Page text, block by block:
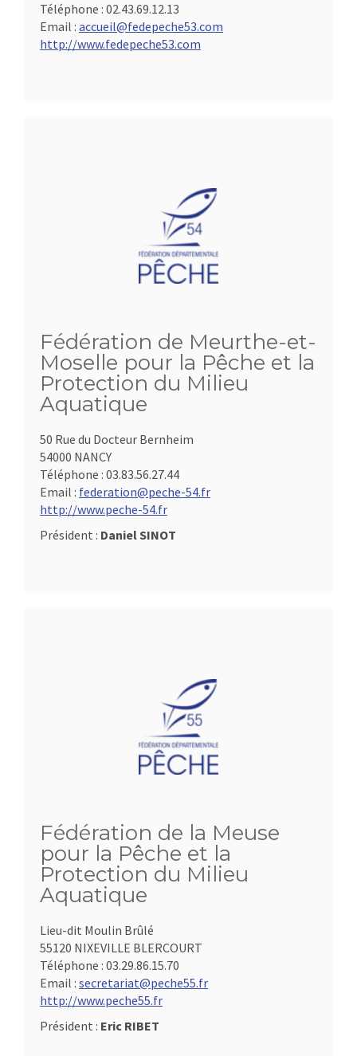
Téléphone : 02.43.69.12.13
Email : accueil@fedepeche53.com
http://www.fedepeche53.com
Fédération de Meurthe-et-
Moselle pour la Pêche et la
Protection du Milieu
Aquatique
50 Rue du Docteur Bernheim
54000 NANCY
Téléphone : 03.83.56.27.44
Email : federation@peche-54.fr
http://www.peche-54.fr
Président : Daniel SINOT
Fédération de la Meuse
pour la Pêche et la
Protection du Milieu
Aquatique
Lieu-dit Moulin Brûlé
55120 NIXEVILLE BLERCOURT
Téléphone : 03.29.86.15.70
Email : secretariat@peche55.fr
http://www.peche55.fr
Président : Eric RIBET